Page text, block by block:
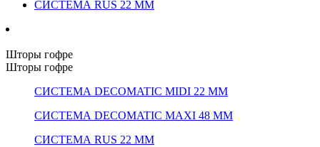
СИСТЕМА RUS 22 ММ
Шторы гофре
Шторы гофре
СИСТЕМА DECOMATIC MIDI 22 ММ
СИСТЕМА DECOMATIC MAXI 48 ММ
СИСТЕМА RUS 22 ММ